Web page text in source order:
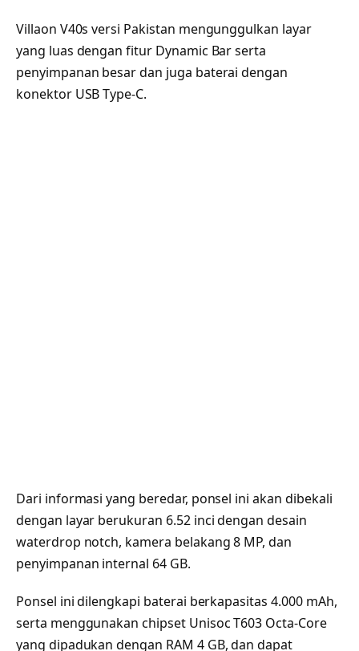
Villaon V40s versi Pakistan mengunggulkan layar
yang luas dengan fitur Dynamic Bar serta
penyimpanan besar dan juga baterai dengan
konektor USB Type-C.
Dari informasi yang beredar, ponsel ini akan dibekali
dengan layar berukuran 6.52 inci dengan desain
waterdrop notch, kamera belakang 8 MP, dan
penyimpanan internal 64 GB.
Ponsel ini dilengkapi baterai berkapasitas 4.000 mAh,
serta menggunakan chipset Unisoc T603 Octa-Core
yang dipadukan dengan RAM 4 GB, dan dapat